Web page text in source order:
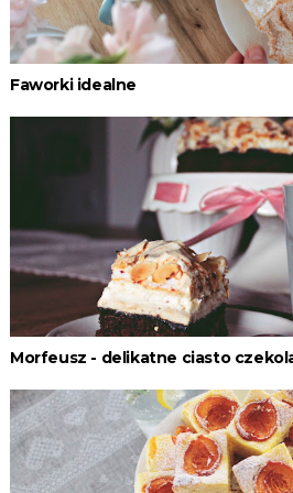
Faworki idealne
Morfeusz - delikatne ciasto